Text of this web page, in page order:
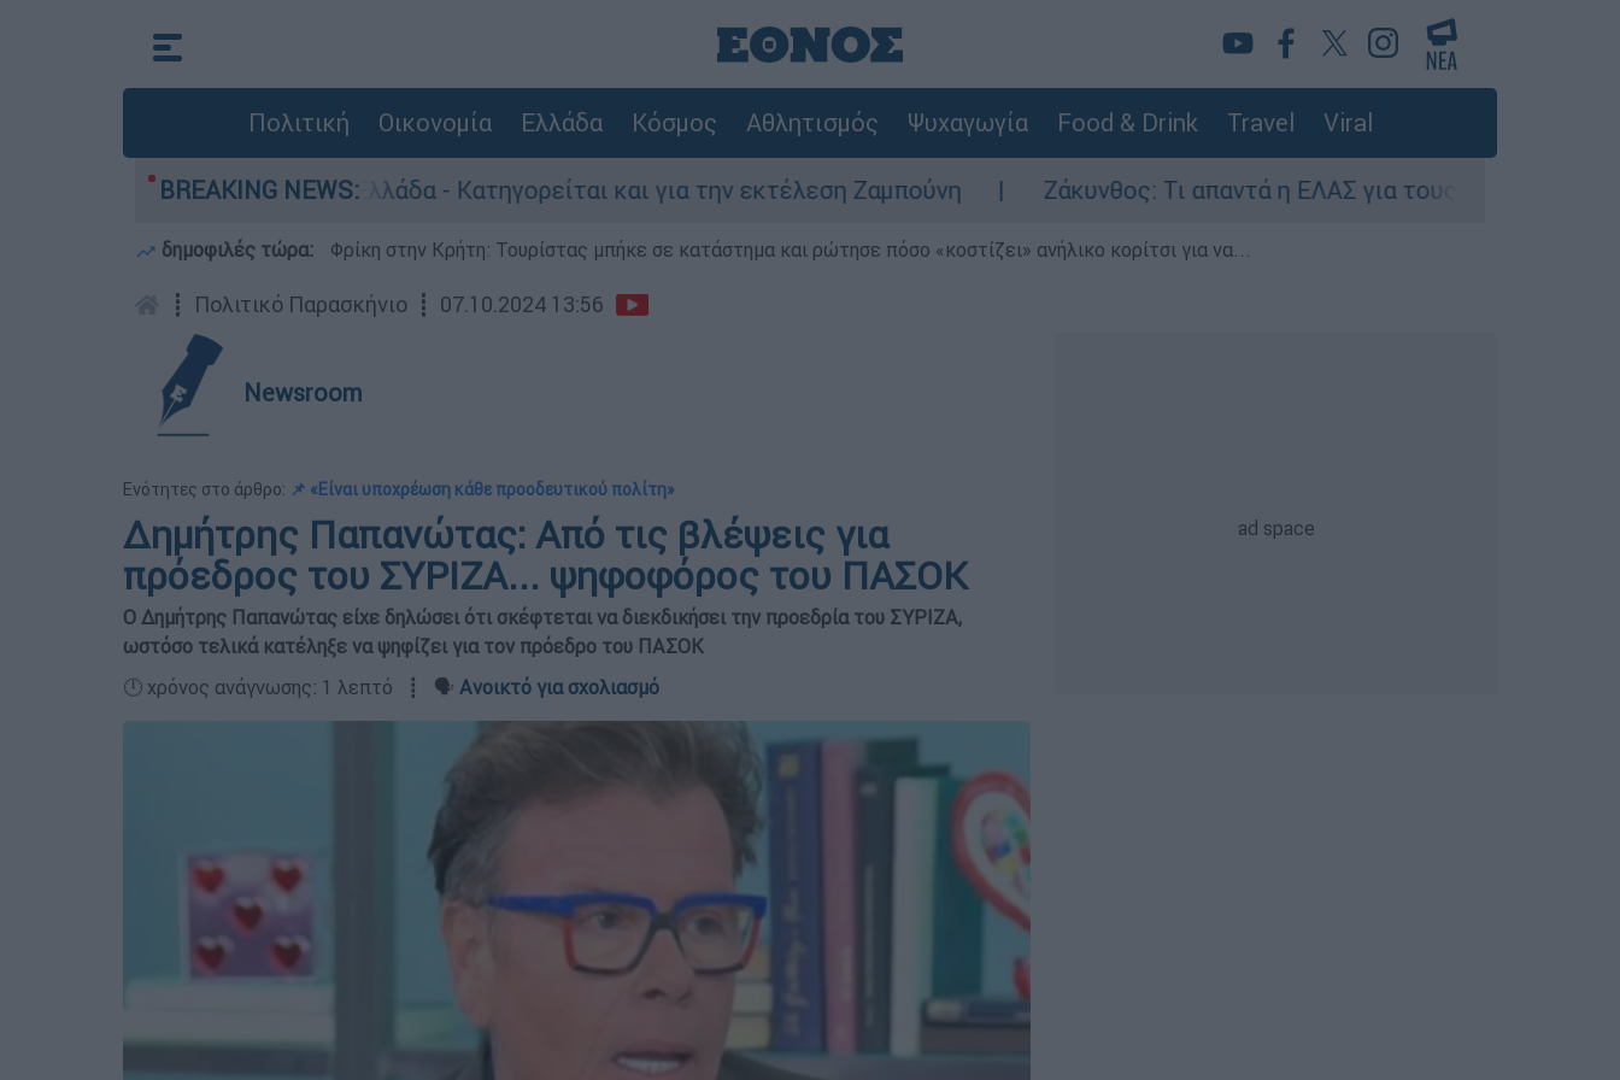
Πολιτική Οικονομία Ελλάδα Κόσμος Αθλητισμός Ψυχαγωγία Food & Drink Travel Viral
BREAKING NEWS:
στην Ελλάδα - Κατηγορείται και για την εκτέλεση Ζαμπούνη Ζάκυνθος: Τι απαντά η ΕΛΑΣ για τους 8 βιασμούς
δημοφιλές τώρα: Φρίκη στην Κρήτη: Τουρίστας μπήκε σε κατάστημα και ρώτησε πόσο «κοστίζει» ανήλικο κορίτσι για να...
┋ Πολιτικό Παρασκήνιο ┋ 07.10.2024 13:56
Newsroom
Ενότητες στο άρθρο: 📌 «Είναι υποχρέωση κάθε προοδευτικού πολίτη»
Δημήτρης Παπανώτας: Από τις βλέψεις για
πρόεδρος του ΣΥΡΙΖΑ... ψηφοφόρος του ΠΑΣΟΚ
Ο Δημήτρης Παπανώτας είχε δηλώσει ότι σκέφτεται να διεκδικήσει την προεδρία του ΣΥΡΙΖΑ,
ωστόσο τελικά κατέληξε να ψηφίζει για τον πρόεδρο του ΠΑΣΟΚ
🕛 χρόνος ανάγνωσης: 1 λεπτό ┋ 🗣️ Ανοικτό για σχολιασμό